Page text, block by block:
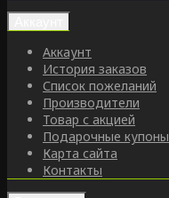
Аккаунт
История заказов
Список пожеланий
Производители
Товар с акцией
Подарочные купоны
Карта сайта
Контакты